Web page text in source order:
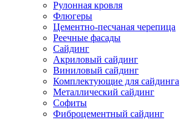
Рулонная кровля
Флюгеры
Цементно-песчаная черепица
Реечные фасады
Сайдинг
Акриловый сайдинг
Виниловый сайдинг
Комплектующие для сайдинга
Металлический сайдинг
Софиты
Фиброцементный сайдинг